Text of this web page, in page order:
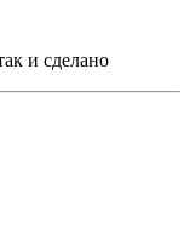
и сделано